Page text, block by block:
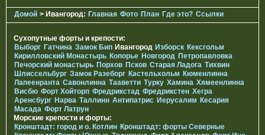
Домой > Ивангород: Главная Фото План Где это? Ссылки
Сухопутные форты и крепости:
Выборг Гатчина Замок Бип Ивангород Изборск Кексгольм
Кирилловский Монастырь Копорье Новгород Петропавловка
Печорcкий монастырь Порхов Псков Старая Ладога Тихвин
Шлиссельбург Замок Разеборг Кастельхольм Кюменлинна
Лапеенранта Савонлинна Тааветти Турку Хамина Хямеенлинна
Висбю Форт Хойторп Фредрикстад Фредрикстен Хегра
Аренсбург Нарва Таллинн Антипатрис Иерусалим Кесария
Масада Форт Латрун
Морские крепости и форты:
Кронштадт: город и о. Котлин Кронштадт: форты Северные